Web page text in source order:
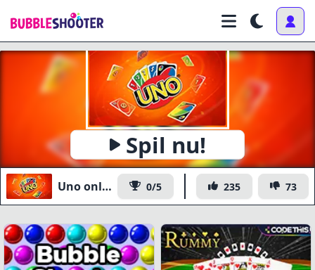
Spil nu!
Uno online 0/5 235 73